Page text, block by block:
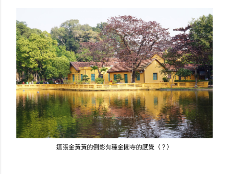
這張金黃黃的倒影有種金閣寺的感覺（？）